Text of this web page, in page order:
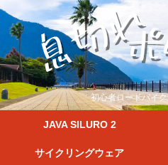
初心者ロードバイ
JAVA SILURO 2
サイクリングウェア